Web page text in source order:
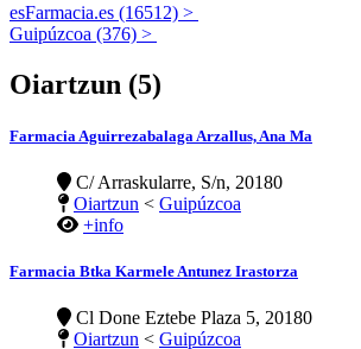
esFarmacia.es (16512) >
Guipúzcoa (376) >
Oiartzun (5)
Farmacia Aguirrezabalaga Arzallus, Ana Ma
C/ Arraskularre, S/n, 20180
Oiartzun < Guipúzcoa
+info
Farmacia Btka Karmele Antunez Irastorza
Cl Done Eztebe Plaza 5, 20180
Oiartzun < Guipúzcoa